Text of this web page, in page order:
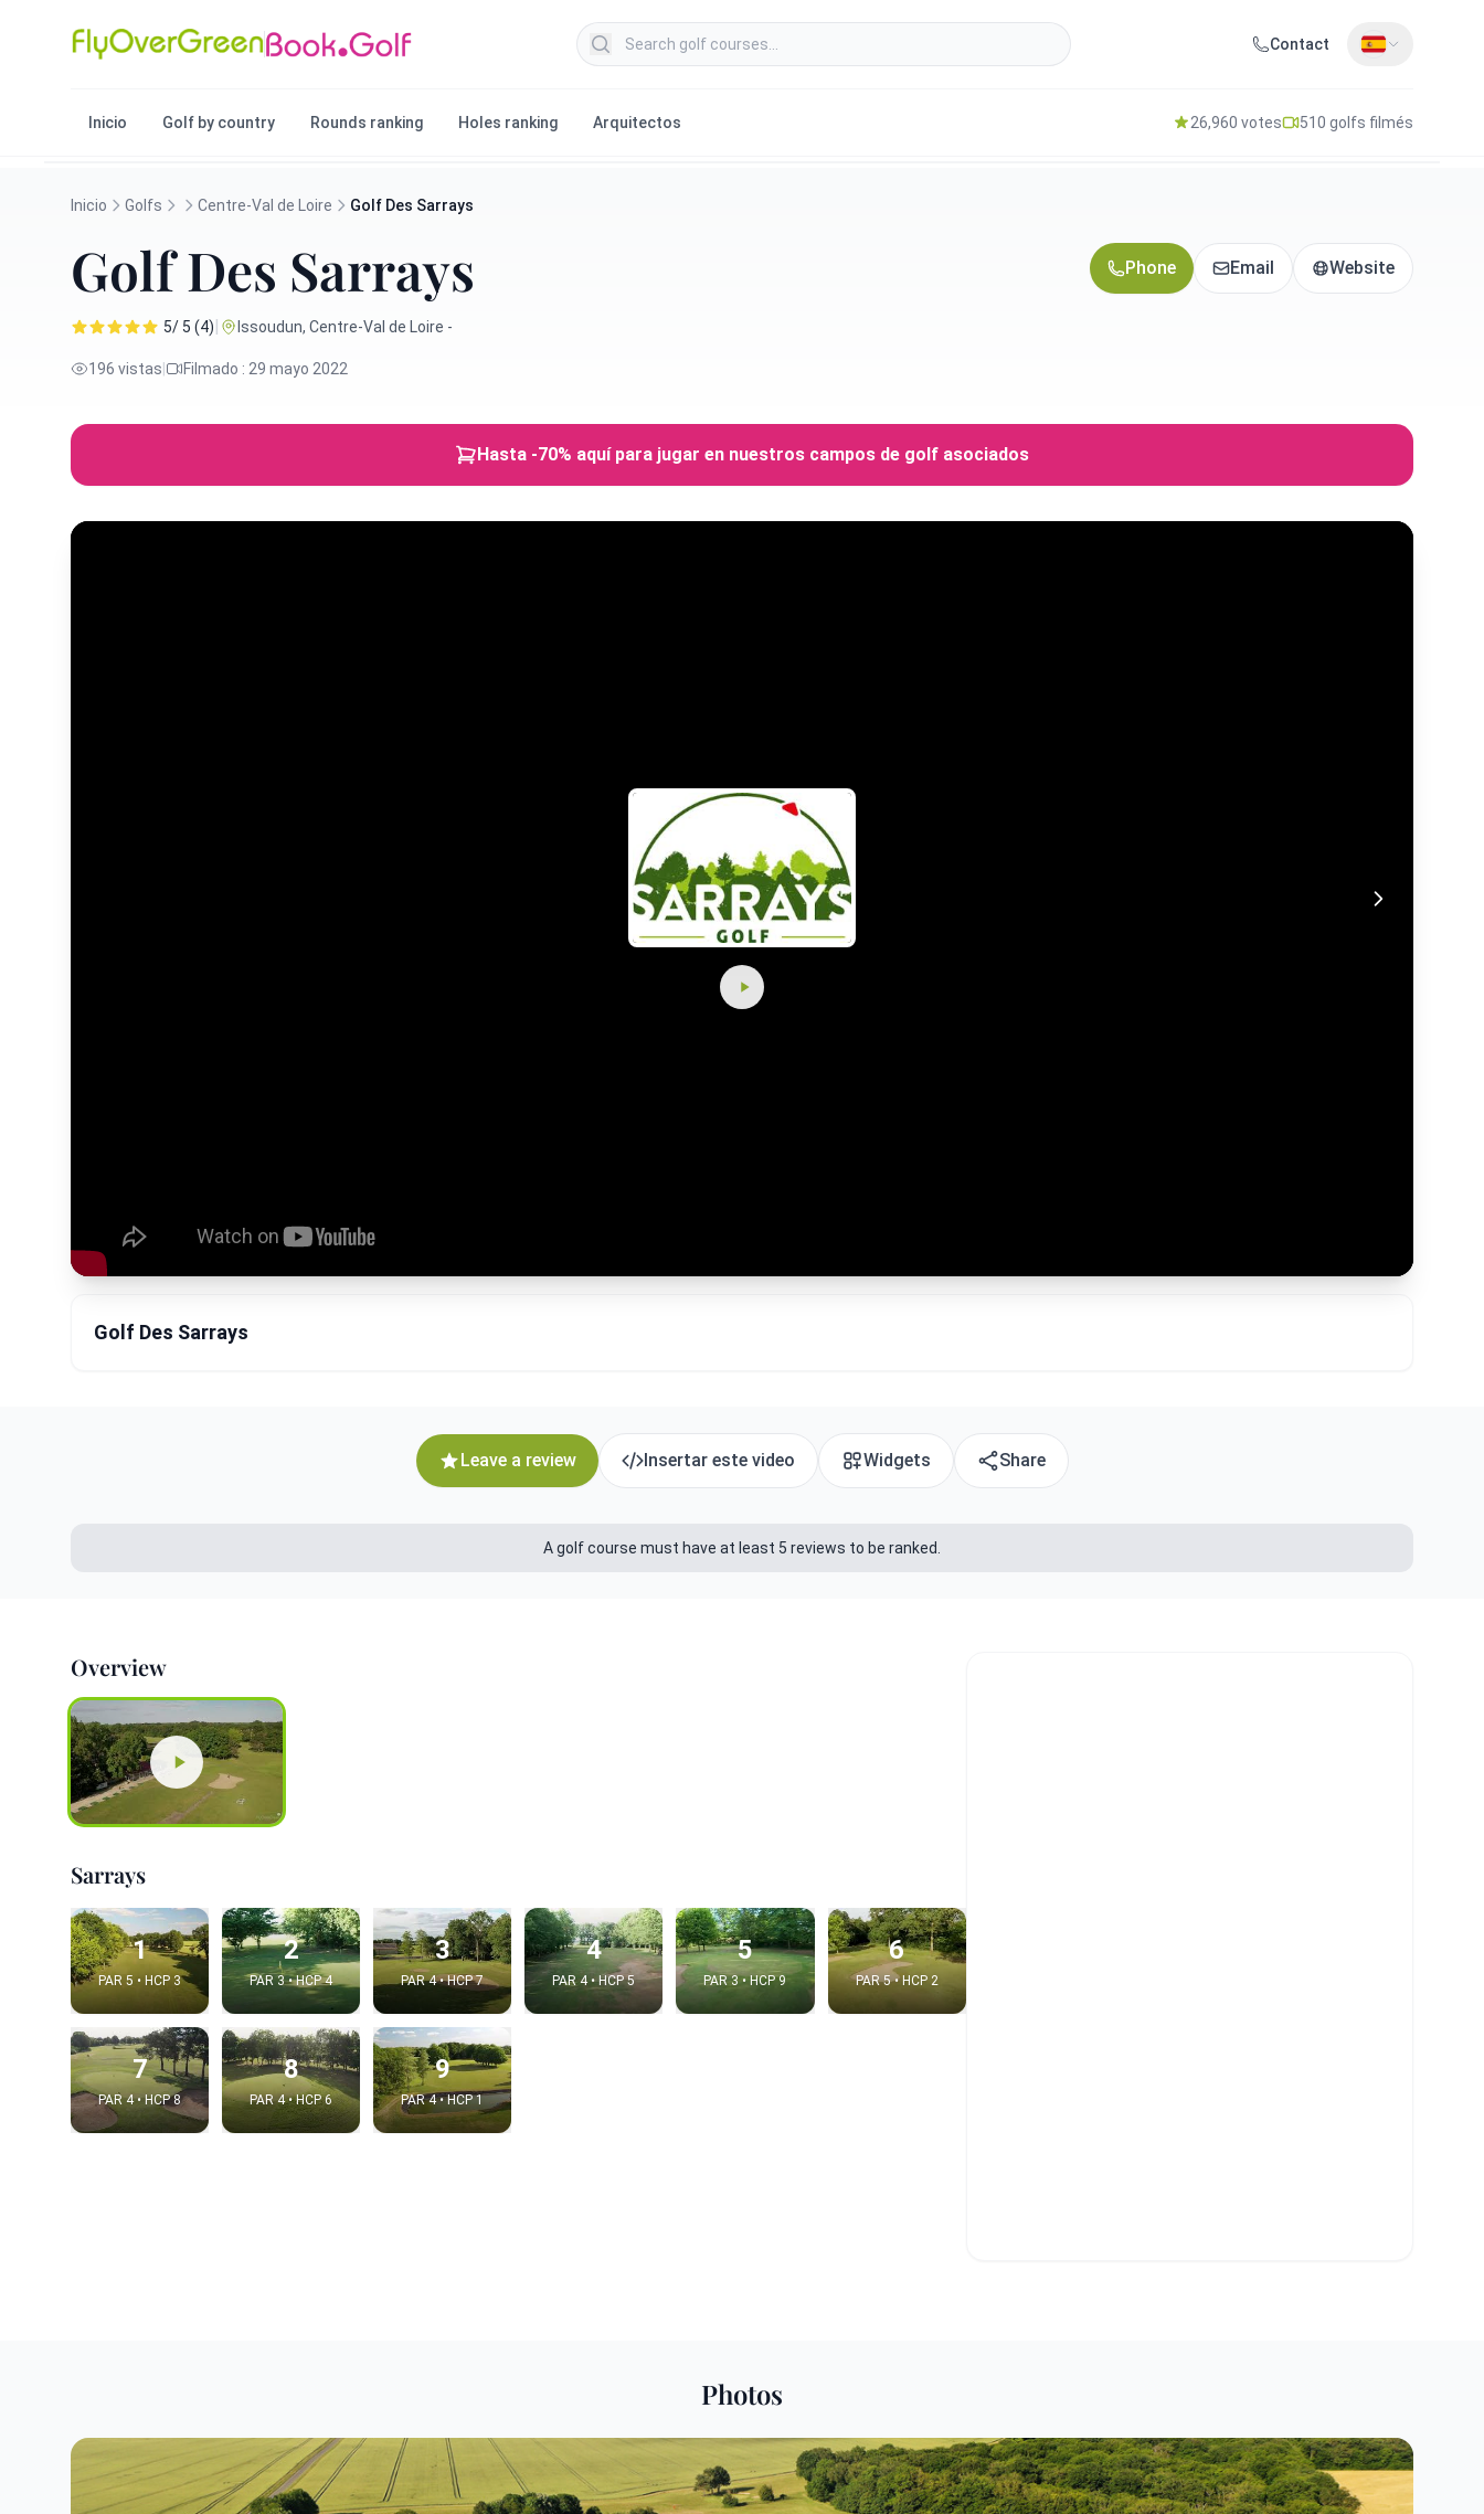
Search golf courses Contact
Inicio Golf by country Rounds ranking Holes ranking Arquitectos 26,960 votes 510 golfs filmés
Inicio Golfs Centre-Val de Loire Golf Des Sarrays
Golf Des Sarrays
5/ 5 (4)| Issoudun, Centre-Val de Loire -
196 vistas Filmado : 29 mayo 2022
Phone Email Website
Hasta -70% aquí para jugar en nuestros campos de golf asociados
Golf Des Sarrays
Leave a review Insertar este video Widgets Share
A golf course must have at least 5 reviews to be ranked.
Overview
Sarrays
1
PAR 5 • HCP 3
2
PAR 3 • HCP 4
3
PAR 4 • HCP 7
4
PAR 4 • HCP 5
5
PAR 3 • HCP 9
6
PAR 5 • HCP 2
7
PAR 4 • HCP 8
8
PAR 4 • HCP 6
9
PAR 4 • HCP 1
Photos
Embed code